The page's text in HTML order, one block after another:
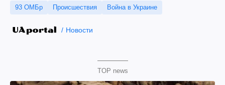
93 ОМБр Происшествия Война в Украине
Новости
TOP news